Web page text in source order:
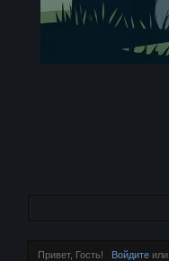
Привет, Гость! Войдитеили